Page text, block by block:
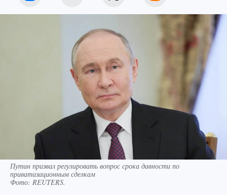
Путин призвал регулировать вопрос срока давности по
приватизационным сделкам
Фото: REUTERS.